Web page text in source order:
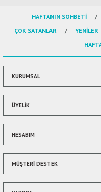
Ürün resmi kalitesiz,
Ürün açıklamasında eksik
Ürün bilgilerinde hatalar
Bu ürüne benzer farklı
HAFTANIN SOHBETİ
ÇOK SATANLAR
YENİLER
KURUMSAL
ÜYELİK
HESABIM
MÜŞTERİ DESTEK